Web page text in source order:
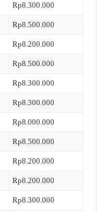
Rp8.300.000
Rp8.500.000
Rp8.200.000
Rp8.500.000
Rp8.300.000
Rp8.300.000
Rp8.000.000
Rp8.500.000
Rp8.200.000
Rp8.200.000
Rp8.300.000